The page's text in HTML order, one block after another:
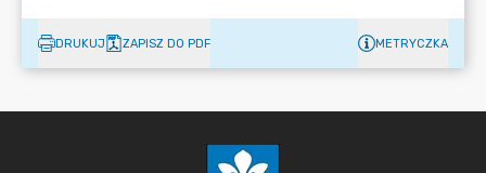
DRUKUJ ZAPISZ DO PDF METRYCZKA